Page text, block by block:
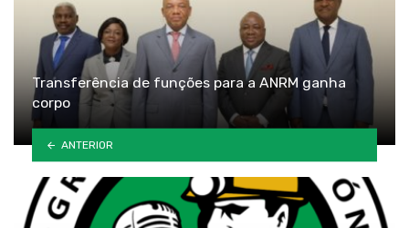
Transferência de funções para a ANRM ganha
corpo
ANTERIOR